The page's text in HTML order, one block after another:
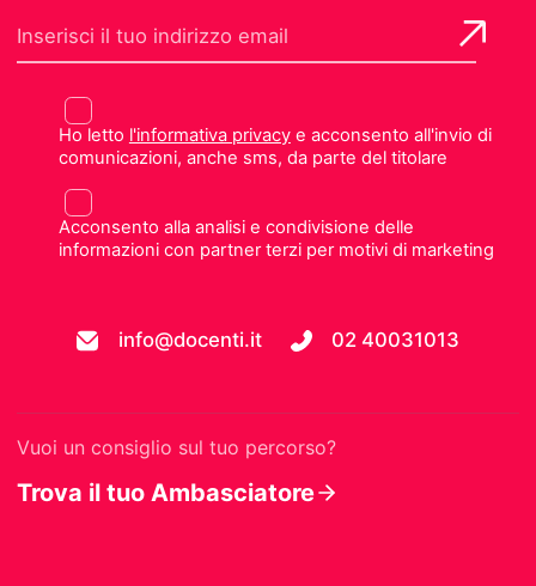
Ho letto l'informativa privacye acconsento all'invio di
comunicazioni, anche sms, da parte del titolare
Acconsento alla analisi e condivisione delle
informazioni con partner terzi per motivi di marketing
info@docenti.it 02 40031013
Vuoi un consiglio sul tuo percorso?
Trova il tuo Ambasciatore